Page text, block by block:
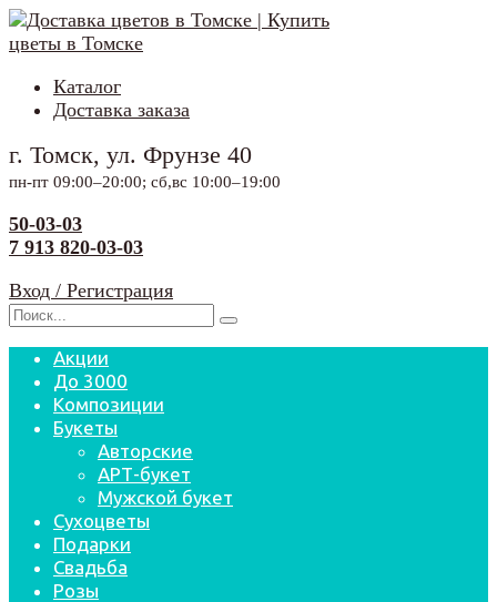
Перейти
к
Каталог
Доставка заказа
г. Томск, ул. Фрунзе 40
пн-пт 09:00–20:00; сб,вс 10:00–19:00
50-03-03
7 913 820-03-03
Вход / Регистрация
Search
Акции
До 3000
Композиции
Букеты
Авторские
АРТ-букет
Мужской букет
Сухоцветы
Подарки
Свадьба
Розы